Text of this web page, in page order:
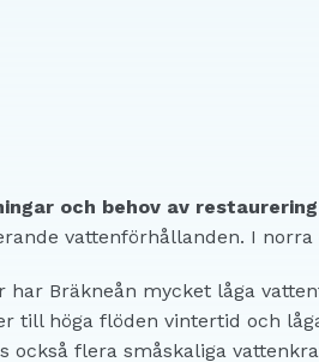
och behov av restaurering
vattenförhållanden. I
har Bräkneån mycket låga
till höga flöden vintertid och
också flera småskaliga